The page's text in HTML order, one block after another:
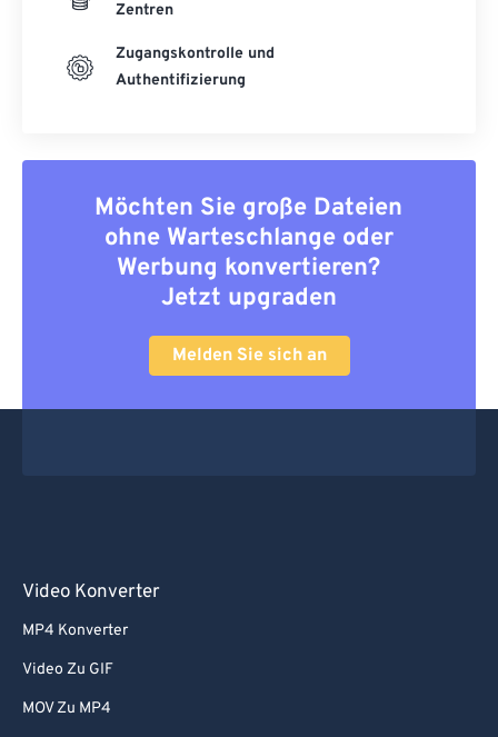
Zentren
Zugangskontrolle und
Authentifizierung
Möchten Sie große Dateien
ohne Warteschlange oder
Werbung konvertieren?
Jetzt upgraden
Melden Sie sich an
Video Konverter
MP4 Konverter
Video Zu GIF
MOV Zu MP4